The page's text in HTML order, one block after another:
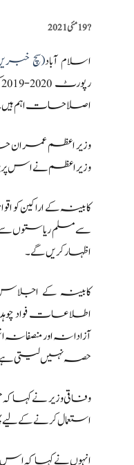
?️19 مئی 2021
اسلام آباد(سچ
اصلاحات اہم
وزیر اعظم عمران
وزیر اعظم نے اس پر
کابینہ کے اراکین
سے مسلم ریاستوں
اظہار کریں گے۔
کابینہ کے
آزادانہ اور
حصہ نہیں لیتی ہے
وفاقی وزیر نے کہا
استعمال کرنے کے